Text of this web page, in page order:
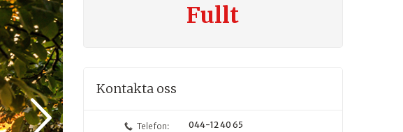
Fullt
Kontakta oss
Telefon: 044-12 40 65